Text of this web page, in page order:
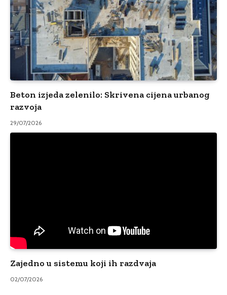
Beton izjeda zelenilo: Skrivena cijena urbanog
razvoja
29/07/2026
Zajedno u sistemu koji ih razdvaja
02/07/2026